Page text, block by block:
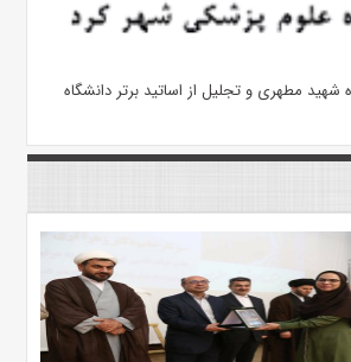
مطهری و تجلیل از اساتید برتر دانشگاه